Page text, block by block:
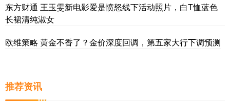
东方财通 王玉雯新电影爱是愤怒线下活动照片，白T恤蓝色
长裙清纯淑女
欧维策略 黄金不香了？金价深度回调，第五家大行下调预测
推荐资讯